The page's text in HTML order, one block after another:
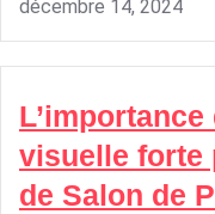
décembre 14, 2024
L’importance
visuelle forte
de Salon de